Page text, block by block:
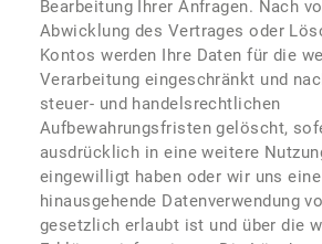
Bearbeitung Ihrer Anfragen. Nach
Abwicklung des Vertrages oder
Kontos werden Ihre Daten für die
Verarbeitung eingeschränkt und
steuer- und handelsrechtlichen
Aufbewahrungsfristen gelöscht,
ausdrücklich in eine weitere
eingewilligt haben oder wir uns
hinausgehende Datenverwendung
gesetzlich erlaubt ist und über die